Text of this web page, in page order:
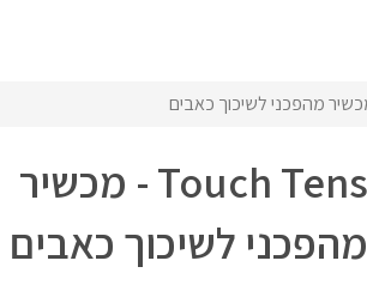
Touch Tens - מכשיר
מהפכני לשיכוך כאבים